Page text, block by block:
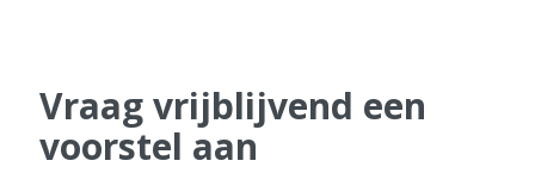
Vraag vrijblijvend een
voorstel aan